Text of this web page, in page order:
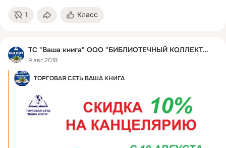
1 Класс
ТС "Ваша книга" ООО "БИБЛИОТЕЧНЫЙ КОЛЛЕКТОР"
9 авг 2018
ТОРГОВАЯ СЕТЬ ВАША КНИГА